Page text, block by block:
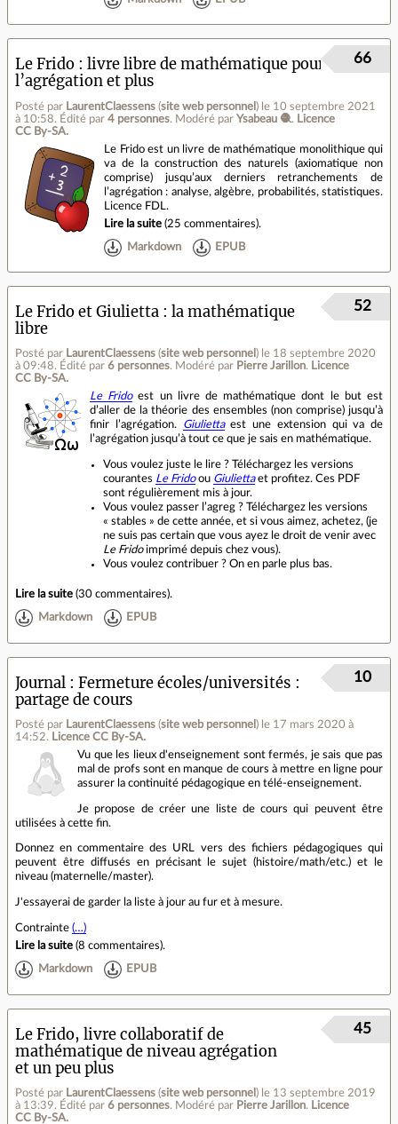
Le Frido : livre libre de mathématique pour
l’agrégation et plus
Posté par LaurentClaessens (site web personnel ) le 10 septembre 2021
à 10:58. Édité par 4 personnes. Modéré par Ysabeau 🧶. Licence
CC By‑SA.
66
Le Frido est un livre de mathématique monolithique qui
va de la construction des naturels (axiomatique non
comprise) jusqu’aux derniers retranchements de
l’agrégation : analyse, algèbre, probabilités, statistiques.
Licence FDL.
Lire la suite (25 commentaires).
Markdown EPUB
Le Frido et Giulietta : la mathématique
libre
Posté par LaurentClaessens (site web personnel ) le 18 septembre 2020
à 09:48. Édité par 6 personnes. Modéré par Pierre Jarillon. Licence
CC By‑SA.
52
Le Fridoest un livre de mathématique dont le but est
d’aller de la théorie des ensembles (non comprise) jusqu’à
finir l’agrégation.
Giuliettaest une extension qui va de
l’agrégation jusqu’à tout ce que je sais en mathématique.
Vous voulez juste le lire ? Téléchargez les versions
courantes Le Fridoou Giuliettaet profitez. Ces PDF
sont régulièrement mis à jour.
Vous voulez passer l’agreg ? Téléchargez les versions
« stables » de cette année, et si vous aimez, achetez, (je
ne suis pas certain que vous ayez le droit de venir avec
Le Fridoimprimé depuis chez vous).
Vous voulez contribuer ? On en parle plus bas.
Lire la suite (30 commentaires).
Markdown EPUB
Journal
Fermeture écoles/universités :
partage de cours
Posté par LaurentClaessens (site web personnel ) le 17 mars 2020 à
14:52. Licence CC By‑SA.
10
Vu que les lieux d'enseignement sont fermés, je sais que pas
mal de profs sont en manque de cours à mettre en ligne pour
assurer la continuité pédagogique en télé-enseignement.
Je propose de créer une liste de cours qui peuvent être
utilisées à cette fin.
Donnez en commentaire des URL vers des fichiers pédagogiques qui
peuvent être diffusés en précisant le sujet (histoire/math/etc.) et le
niveau (maternelle/master).
J'essayerai de garder la liste à jour au fur et à mesure.
Contrainte (…)
Lire la suite (8 commentaires).
Markdown EPUB
Le Frido, livre collaboratif de
mathématique de niveau agrégation
et un peu plus
Posté par LaurentClaessens (site web personnel ) le 13 septembre 2019
à 13:39. Édité par 6 personnes. Modéré par Pierre Jarillon. Licence
CC By‑SA.
45